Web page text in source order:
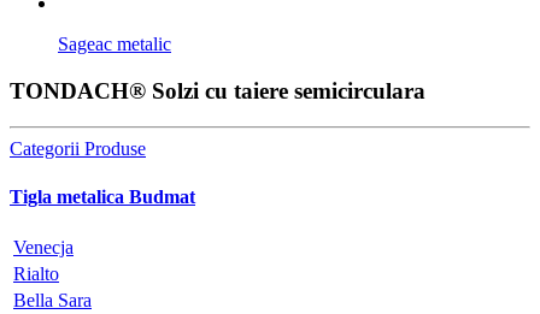
Sageac metalic
TONDACH® Solzi cu taiere semicirculara
Categorii Produse
Tigla metalica Budmat
Venecja
Rialto
Bella Sara